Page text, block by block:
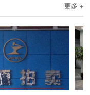
更多 +